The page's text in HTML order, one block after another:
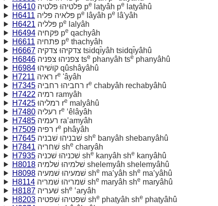
H6410
פּלטיהוּ פּלטיה pe laṭyâh pe
laṭyâhû
H6411
פּלאיה פּליה pe lâyâh pe
lâ'yâh
H6421
פּלליה pe
lalyâh
H6494
פּקחיה pe qachyâh
H6611
פּתחיה pe thachyâh
H6667
צדקיּהוּ צדקיּה tsidqı̂yâh tsidqı̂yâhû
H6846
צפניהוּ צפניה tse phanyâh tse phanyâhû
H6984
קוּשׁיהוּ qûshâyâhû
H7211
ראיה re 'âyâh
H7345
רחביהוּ רחביה re chabyâh rechabyâhû
H7422
רמיה ramyâh
H7425
רמליהוּ re malyâhû
H7480
רעליה re ‛êlâyâh
H7485
רעמיה ra‛amyâh
H7509
רפיה re phâyâh
H7645
שׁבניהוּ שׁבניה she banyâh shebanyâhû
H7841
שׁחריה she charyâh
H7935
שׁכניהוּ שׁכניה she kanyâh she kanyâhû
H8018
שׁלמיהוּ שׁלמיה shelemyâh shelemyâhû
H8098
שׁמעיהוּ שׁמעיה she ma‛yâh she ma‛yâhû
H8114
שׁמריהוּ שׁמריה she maryâh she maryâhû
H8187
שׁעריה she ‛aryâh
H8203
שׁפטיהוּ שׁפטיה she phaṭyâh she phaṭyâhû